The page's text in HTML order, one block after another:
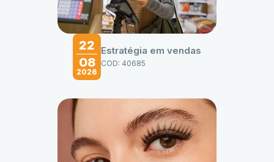
22
08
2026
Estratégia em vendas
COD: 40685